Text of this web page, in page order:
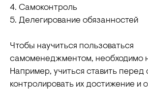
4. Самоконтроль
5. Делегирование обязанностей
Чтобы научиться пользоваться
самоменеджментом, необходимо
Например, учиться ставить перед
контролировать их достижение и